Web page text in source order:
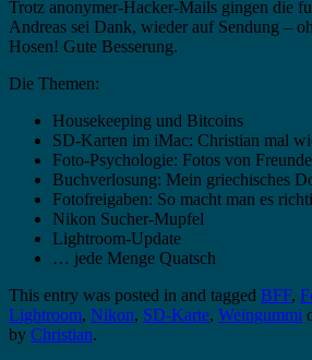
Trotz anonymer-Hacker-Mails gingen die
Andreas sei Dank, wieder auf Sendung –
Hosen! Gute Besserung.
Die Themen:
Housekeeping und Bitcoins
SD-Karten im iMac: Christian mal
Foto-Psychologie: Fotos von
Buchverlosung: Mein griechisches
Fotofreigaben: So macht man es
Nikon Sucher-Mupfel
Lightroom-Update
… jede Menge Quatsch
This entry was posted in and tagged BFF,
Lightroom, Nikon, SD-Karte, Weingummi
by Christian.